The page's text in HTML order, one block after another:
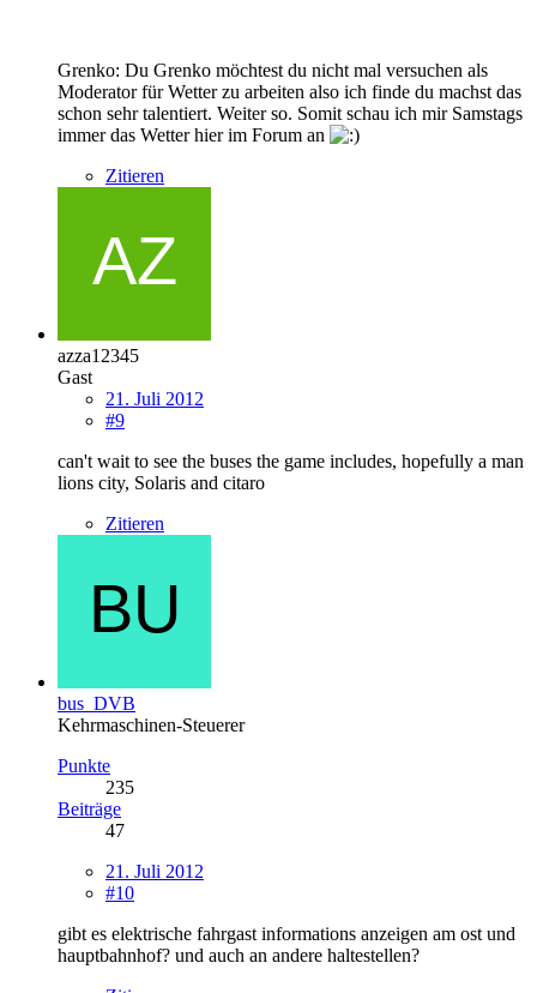
Grenko: Du Grenko möchtest du nicht mal versuchen als
Moderator für Wetter zu arbeiten also ich finde du machst das
schon sehr talentiert. Weiter so. Somit schau ich mir Samstags
immer das Wetter hier im Forum an
Zitieren
azza12345
Gast
21. Juli 2012
#9
can't wait to see the buses the game includes, hopefully a man
lions city, Solaris and citaro
Zitieren
bus_DVB
Kehrmaschinen-Steuerer
Punkte
235
Beiträge
47
21. Juli 2012
#10
gibt es elektrische fahrgast informations anzeigen am ost und
hauptbahnhof? und auch an andere haltestellen?